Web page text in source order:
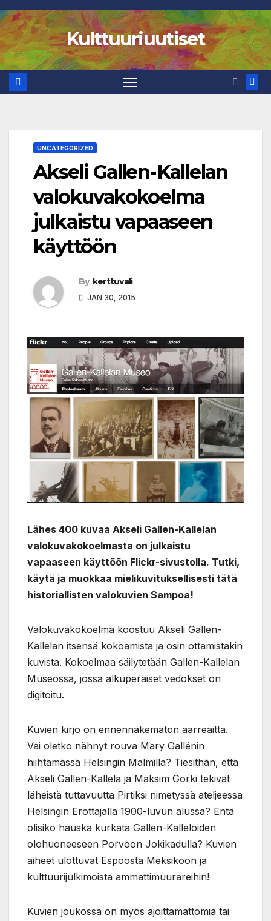
Skip
to
content
Kulttuuriuutiset
UNCATEGORIZED
Akseli Gallen-Kallelan
valokuvakokoelma
julkaistu vapaaseen
käyttöön
By kerttuvali
JAN 30, 2015
Lähes 400 kuvaa Akseli Gallen-Kallelan
valokuvakokoelmasta on julkaistu
vapaaseen käyttöön Flickr-sivustolla. Tutki,
käytä ja muokkaa mielikuvituksellisesti tätä
historiallisten valokuvien Sampoa!
Valokuvakokoelma koostuu Akseli Gallen-
Kallelan itsensä kokoamista ja osin ottamistakin
kuvista. Kokoelmaa säilytetään Gallen-Kallelan
Museossa, jossa alkuperäiset vedokset on
digitoitu.
Kuvien kirjo on ennennäkemätön aarreaitta.
Vai oletko nähnyt rouva Mary Gallénin
hiihtämässä Helsingin Malmilla? Tiesithän, että
Akseli Gallen-Kallela ja Maksim Gorki tekivät
läheistä tuttavuutta Pirtiksi nimetyssä ateljeessa
Helsingin Erottajalla 1900-luvun alussa? Entä
olisiko hauska kurkata Gallen-Kalleloiden
olohuoneeseen Porvoon Jokikadulla? Kuvien
aiheet ulottuvat Espoosta Meksikoon ja
kulttuurijulkimoista ammattimuurareihin!
Kuvien joukossa on myös ajoittamattomia tai